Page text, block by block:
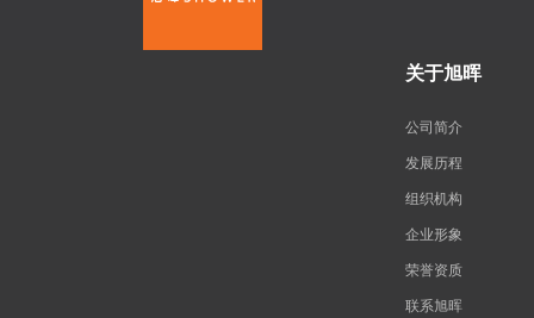
关于旭晖
公司简介
发展历程
组织机构
企业形象
荣誉资质
联系旭晖